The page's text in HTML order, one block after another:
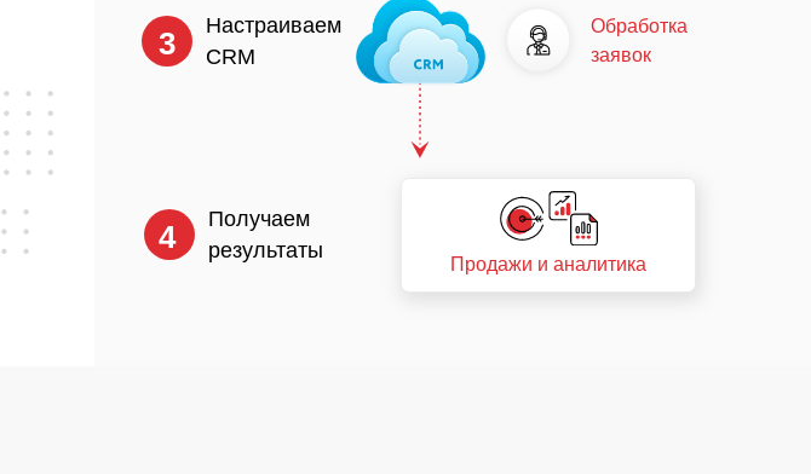
3
Настраиваем
CRM
Обработка
заявок
4
Получаем
результаты
Продажи и аналитика